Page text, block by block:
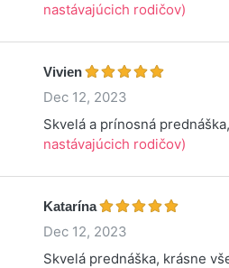
nastávajúcich rodičov)
Vivien
Dec 12, 2023
Skvelá a prínosná
nastávajúcich rodičov)
Katarína
Dec 12, 2023
Skvelá prednáška, krásne